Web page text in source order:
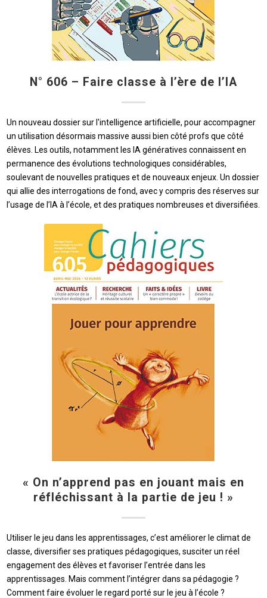
N° 606 – Faire classe à l’ère de l’IA
Un nouveau dossier sur l'intelligence artificielle, pour accompagner
un utilisation désormais massive aussi bien côté profs que côté
élèves. Les outils, notamment les IA génératives connaissent en
permanence des évolutions technologiques considérables,
soulevant de nouvelles pratiques et de nouveaux enjeux. Un dossier
qui allie des interrogations de fond, avec y compris des réserves sur
l’usage de l’IA à l’école, et des pratiques nombreuses et diversifiées.
« On n’apprend pas en jouant mais en
réfléchissant à la partie de jeu ! »
Utiliser le jeu dans les apprentissages, c’est améliorer le climat de
classe, diversifier ses pratiques pédagogiques, susciter un réel
engagement des élèves et favoriser l’entrée dans les
apprentissages. Mais comment l’intégrer dans sa pédagogie ?
Comment faire évoluer le regard porté sur le jeu à l’école ?